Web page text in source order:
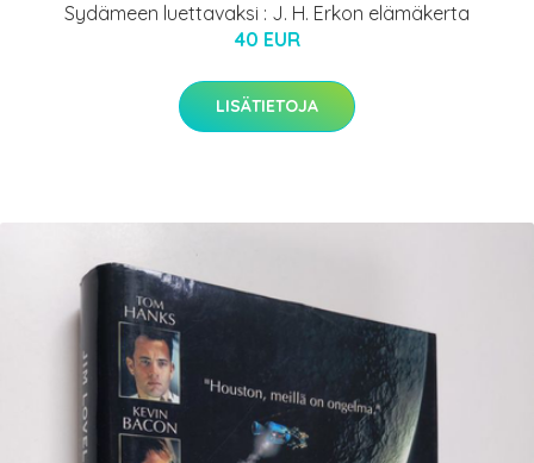
Sydämeen luettavaksi : J. H. Erkon elämäkerta
40 EUR
LISÄTIETOJA